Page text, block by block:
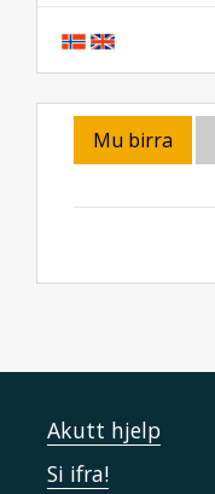
Mu birra
Akutt hjelp
Si ifra!